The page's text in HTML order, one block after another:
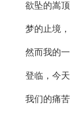
欲坠的嵩
梦的止境
然而我的
登临，今
我们的痛